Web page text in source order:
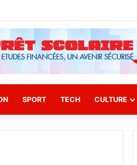
SPORT TECH CULTURE